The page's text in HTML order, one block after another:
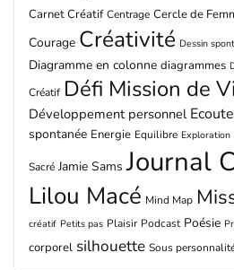
Carnet Créatif Centrage Cercle de
Courage Créativité Dessin
Diagramme en colonne diagrammes
Créatif Défi Mission de
Développement personnel
spontanée Energie Equilibre Exploration
Sacré Jamie Sams Journal
Lilou Macé Mind Map
créatif Petits pas Plaisir Podcast Poésie
corporel silhouette Sous